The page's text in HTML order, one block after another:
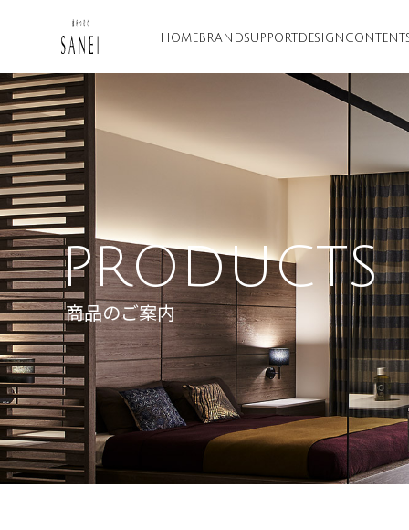
HOME BRANDSUPPORT DESIGN
PRODUCTS
商品のご案内